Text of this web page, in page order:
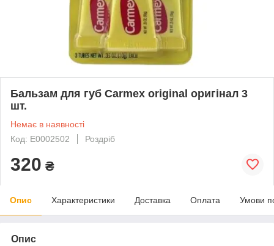
Бальзам для губ Carmex original оригінал 3
шт.
Немає в наявності
Код: E0002502
Роздріб
320 ₴
Опис Характеристики Доставка Оплата Умови
Опис